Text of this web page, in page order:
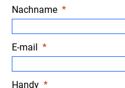
Nachname
E-mail
Handy